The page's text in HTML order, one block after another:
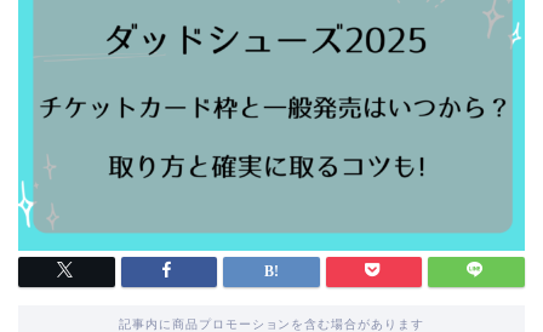
記事内に商品プロモーションを含む場合があります